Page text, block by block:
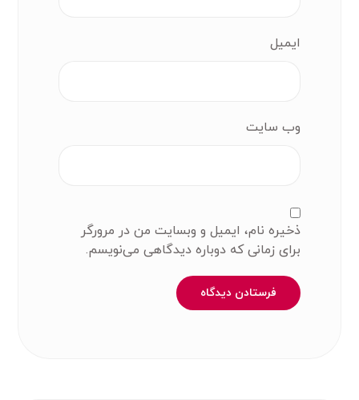
ایمیل
وب‌ سایت
ذخیره نام، ایمیل و وبسایت من در مرورگر
برای زمانی که دوباره دیدگاهی می‌نویسم.
فرستادن دیدگاه